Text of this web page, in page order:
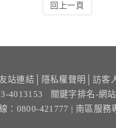
回上一頁
友站連結 隱私權聲明
│訪客
4013153
關鍵字排名-網
：0800-421777 | 南區服務